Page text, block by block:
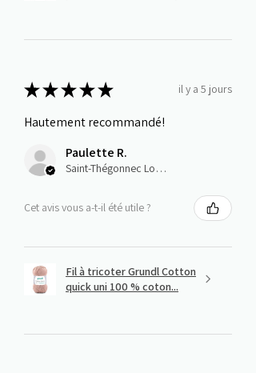
★★★★★ il y a 5 jours
Hautement recommandé!
Paulette R.
Saint-Thégonnec Loc-Eguiner, E
Cet avis vous a-t-il été utile ?
Fil à tricoter Grundl Cotton
quick uni 100 % coton...